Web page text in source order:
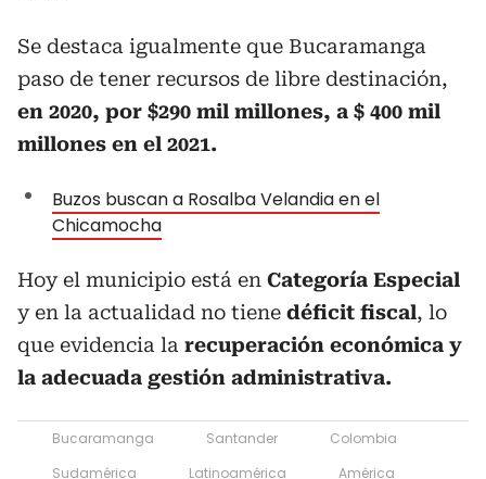
Se destaca igualmente que Bucaramanga
paso de tener recursos de libre destinación,
en 2020, por $290 mil millones, a $ 400 mil
millones en el 2021.
Buzos buscan a Rosalba Velandia en el
Chicamocha
Hoy el municipio está en Categoría Especial
y en la actualidad no tiene déficit fiscal, lo
que evidencia la recuperación económica y
la adecuada gestión administrativa.
Bucaramanga Santander
Colombia
Sudamérica
Latinoamérica América